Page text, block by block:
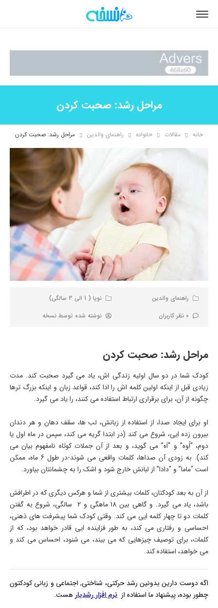
مراحل رشد: صحبت کردن
خانه مقالات خانواده راهنمای والدین مراحل رشد: صحبت کردن
راهنمای والدین
نوپا ( 1 الی 3 سالگی)
0 نظر کاربران
نوشته شده توسط نسخه
مراحل رشد: صحبت کردن
کودک شما در دو سال اولیه زندگی اش، یاد می گیرد صحبت کند. مدت
زیادی قبل از اینکه اولین کلمه اش را ادا کند، قواعد زبان و اینکه بزرگ ترها
چگونه از آن، برای برقراری ارتباط استفاده می کنند، را یاد می گیرد.
او برای ایجاد صدا، از استفاده از زبانش، لب ها، سقف دهان و هر دندان
بیرون زده ایی، شروع می کند (در ابتدا گریه می کند، سپس در ماه اول یا
دوم، “اُوه” و “اَه” می گوید، و بعد از آن جملات کوتاه نامفهوم بیان می
کند). به زودی آن صداها، کلمات واقعی می شوند-در طول 6 ماه، ممکن
است “ماما” و “دادا” از لبانش خارج شود و اشک را به چشمانتان بیاورد.
از آن به بعد کودکتان، کلمات بیشتری از شما و هرکس دیگری که در اطرافش
باشد، یاد می گیرد. و گاهی بین 18 ماهگی و 2 سالگی، شروع به گفتن
کلمات دو تا چهار کلمه ایی می کند. وقتی کودک شما پیشرفت های ذهنی،
احساسی و رفتاری می کند، به طور فزاینده ایی قادر خواهد بود، که از
کلمات، برای توصیف چیزهایی که می بیند، می شنود، احساس می کند و
می خواهد، استفاده کند.
اگه دوست دارین بدونین رشد حرکتی، شناختی, اجتماعی و زبانی کودکتون
چطور بوده، پیشنهاد ما استفاده از نرم افزار رشدیار هست.